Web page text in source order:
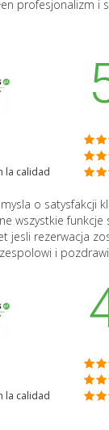
profesjonalizm i
la calidad
o satysfakcji
wszystkie
jesli rezerwacja
i
la calidad